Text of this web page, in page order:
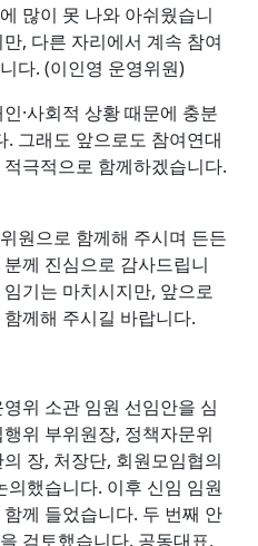
많이 못 나와 아쉬웠습니
, 다른 자리에서 계속 참여
다. (이인영 운영위원)
·사회적 상황 때문에 충분
그래도 앞으로도 참여연대
극적으로 함께하겠습니다.
원으로 함께해 주시며 든든
께 진심으로 감사드립니
기는 마치시지만, 앞으로
께해 주시길 바랍니다.
위 소관 임원 선임안을 심
위 부위원장, 정책자문위
장, 처장단, 회원모임협의
했습니다. 이후 신임 임원
께 들었습니다. 두 번째 안
검토했습니다. 공동대표,